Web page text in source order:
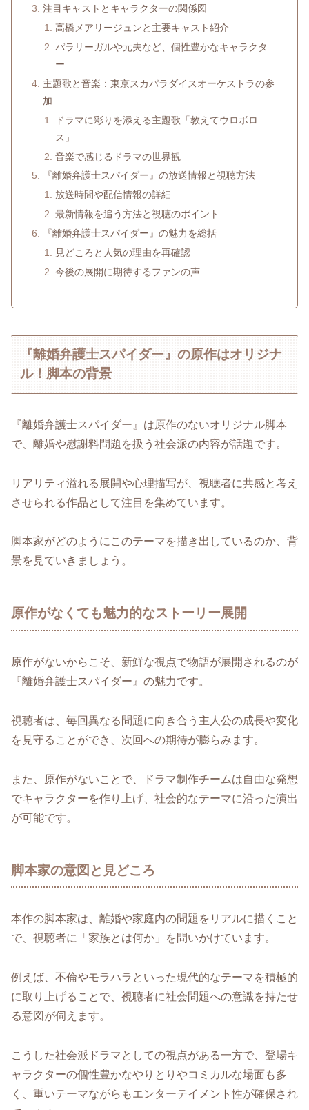
注目キャストとキャラクターの関係図
高橋メアリージュンと主要キャスト紹介
パラリーガルや元夫など、個性豊かなキャラクタ
ー
主題歌と音楽：東京スカパラダイスオーケストラの参
加
ドラマに彩りを添える主題歌「教えてウロボロ
ス」
音楽で感じるドラマの世界観
『離婚弁護士スパイダー』の放送情報と視聴方法
放送時間や配信情報の詳細
最新情報を追う方法と視聴のポイント
『離婚弁護士スパイダー』の魅力を総括
見どころと人気の理由を再確認
今後の展開に期待するファンの声
『離婚弁護士スパイダー』の原作はオリジナ
ル！脚本の背景
『離婚弁護士スパイダー』は原作のないオリジナル脚本
で、離婚や慰謝料問題を扱う社会派の内容が話題です。
リアリティ溢れる展開や心理描写が、視聴者に共感と考え
させられる作品として注目を集めています。
脚本家がどのようにこのテーマを描き出しているのか、背
景を見ていきましょう。
原作がなくても魅力的なストーリー展開
原作がないからこそ、新鮮な視点で物語が展開されるのが
『離婚弁護士スパイダー』の魅力です。
視聴者は、毎回異なる問題に向き合う主人公の成長や変化
を見守ることができ、次回への期待が膨らみます。
また、原作がないことで、ドラマ制作チームは自由な発想
でキャラクターを作り上げ、社会的なテーマに沿った演出
が可能です。
脚本家の意図と見どころ
本作の脚本家は、離婚や家庭内の問題をリアルに描くこと
で、視聴者に「家族とは何か」を問いかけています。
例えば、不倫やモラハラといった現代的なテーマを積極的
に取り上げることで、視聴者に社会問題への意識を持たせ
る意図が伺えます。
こうした社会派ドラマとしての視点がある一方で、登場キ
ャラクターの個性豊かなやりとりやコミカルな場面も多
く、重いテーマながらもエンターテイメント性が確保され